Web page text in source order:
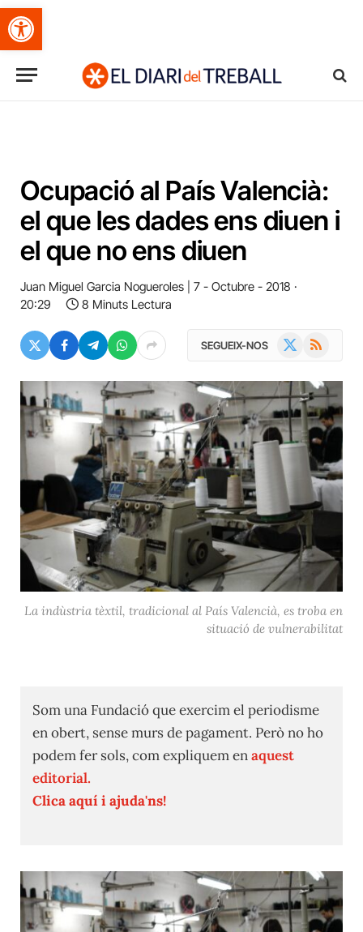
Obre la barra d'eines
Ocupació al País Valencià:
el que les dades ens diuen i
el que no ens diuen
Juan Miguel Garcia Nogueroles
7 - Octubre - 2018 ·
20:29
8 Minuts Lectura
SEGUEIX-NOS RSS
La indùstria tèxtil, tradicional al País Valencià, es troba en
situació de vulnerabilitat
Som una Fundació que exercim el periodisme
en obert, sense murs de pagament. Però no ho
podem fer sols, com expliquem enaquest
editorial.
Clica aquí i ajuda'ns!